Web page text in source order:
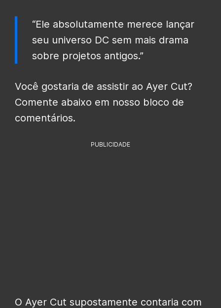
“Ele absolutamente merece lançar
seu universo DC sem mais drama
sobre projetos antigos.”
Você gostaria de assistir ao Ayer Cut?
Comente abaixo em nosso bloco de
comentários.
PUBLICIDADE
O Ayer Cut supostamente contaria com